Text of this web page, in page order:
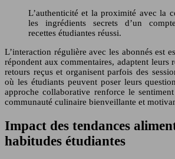
L’authenticité et la proximité avec la
les ingrédients secrets d’un
recettes étudiantes réussi.
L’interaction régulière avec les abonnés est
répondent aux commentaires, adaptent leurs
retours reçus et organisent parfois des
où les étudiants peuvent poser leurs
approche collaborative renforce le sentiment
communauté culinaire bienveillante et
Impact des tendances
habitudes étudiantes